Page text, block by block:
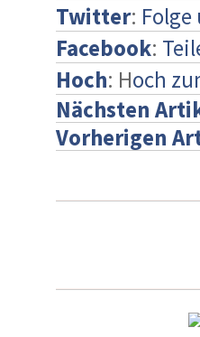
Twitter:
Facebook:
Hoch: Hoch
Nächsten
Vorherigen